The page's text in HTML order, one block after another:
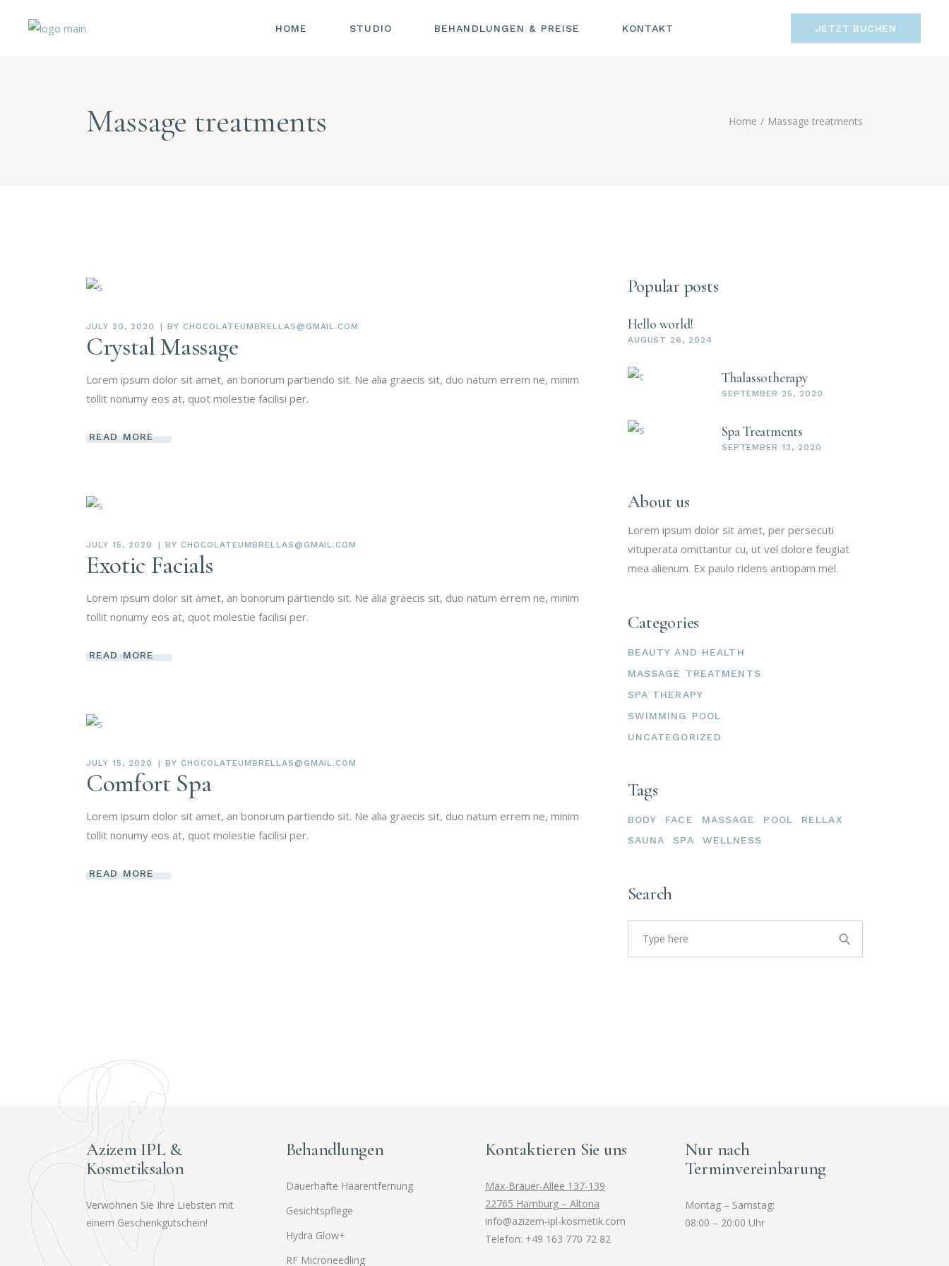
HOME STUDIO BEHANDLUNGEN & PREISE KONTAKT JETZT BUCHEN
DAUERHAFTE
IMPRESSUM
Massage treatments Home Massage treatments
JULY 20, 2020 BY CHOCOLATEUMBRELLAS@GMAIL.COM
Crystal Massage
Lorem ipsum dolor sit amet, an bonorum partiendo sit. Ne alia graecis sit, duo natum errem ne, minim
tollit nonumy eos at, quot molestie facilisi per.
READ MORE
JULY 15, 2020 BY CHOCOLATEUMBRELLAS@GMAIL.COM
Exotic Facials
Lorem ipsum dolor sit amet, an bonorum partiendo sit. Ne alia graecis sit, duo natum errem ne, minim
tollit nonumy eos at, quot molestie facilisi per.
READ MORE
JULY 15, 2020 BY CHOCOLATEUMBRELLAS@GMAIL.COM
Comfort Spa
Lorem ipsum dolor sit amet, an bonorum partiendo sit. Ne alia graecis sit, duo natum errem ne, minim
tollit nonumy eos at, quot molestie facilisi per.
READ MORE
Popular posts
Hello world!
AUGUST 26, 2024
Thalassotherapy
SEPTEMBER 25, 2020
Spa Treatments
SEPTEMBER 13, 2020
About us
Lorem ipsum dolor sit amet, per persecuti
vituperata omittantur cu, ut vel dolore feugiat
mea alienum. Ex paulo ridens antiopam mel.
Categories
BEAUTY AND HEALTH
MASSAGE TREATMENTS
SPA THERAPY
SWIMMING POOL
UNCATEGORIZED
Tags
BODY FACE MASSAGE POOL
RELLAX
SAUNA
SPA WELLNESS
Search
Search
for:
Azizem IPL &
Kosmetiksalon
Verwöhnen Sie Ihre Liebsten mit
einem Geschenkgutschein!
Behandlungen
Dauerhafte Haarentfernung
Gesichtspflege
Hydra Glow+
RF Microneedling
Kontaktieren Sie uns
Max-Brauer-Allee 137-139
22765 Hamburg – Altona
info@azizem-ipl-kosmetik.com
Telefon: +49 163 770 72 82
Nur nach
Terminvereinbarung
Montag – Samstag:
08:00 – 20:00 Uhr